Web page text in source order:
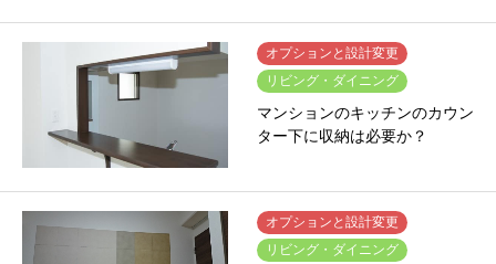
オプションと設計変更
リビング・ダイニング
マンションのキッチンのカウン
ター下に収納は必要か？
オプションと設計変更
リビング・ダイニング